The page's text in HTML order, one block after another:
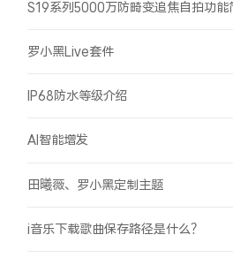
S19系列5000万防畸变追焦自拍功能
罗小黑Live套件
IP68防水等级介绍
AI智能增发
田曦薇、罗小黑定制主题
i音乐下载歌曲保存路径是什么？